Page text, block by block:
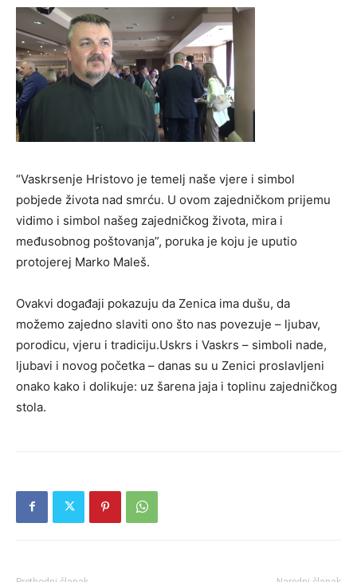
“Vaskrsenje Hristovo je temelj naše vjere i simbol
pobjede života nad smrću. U ovom zajedničkom prijemu
vidimo i simbol našeg zajedničkog života, mira i
međusobnog poštovanja”, poruka je koju je uputio
protojerej Marko Maleš.
Ovakvi događaji pokazuju da Zenica ima dušu, da
možemo zajedno slaviti ono što nas povezuje – ljubav,
porodicu, vjeru i tradiciju.Uskrs i Vaskrs – simboli nade,
ljubavi i novog početka – danas su u Zenici proslavljeni
onako kako i dolikuje: uz šarena jaja i toplinu zajedničkog
stola.